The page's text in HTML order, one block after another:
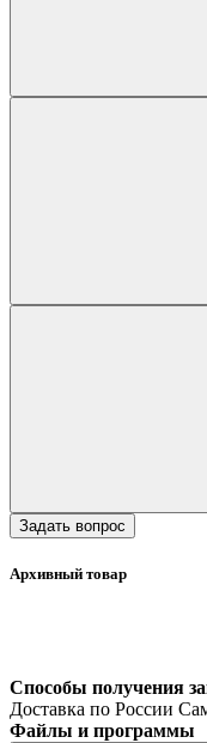
Задать вопрос
Архивный товар
Способы получения
Доставка по России
Файлы и программы